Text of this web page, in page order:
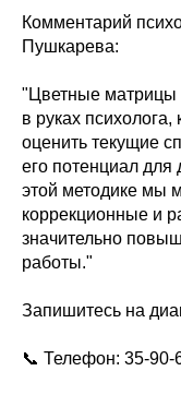
Комментарий
Пушкарева:
"Цветные матрицы
в руках психолога,
оценить текущие
его потенциал для
этой методике мы
коррекционные и
значительно
работы."
Запишитесь на
📞 Телефон: 35-90-